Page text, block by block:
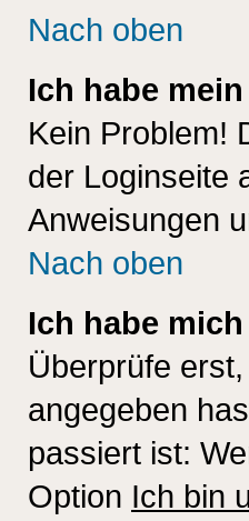
Nach oben
Ich habe
Kein Problem!
der Loginseite
Anweisungen
Nach oben
Ich habe
Überprüfe
angegeben
passiert ist:
Option Ich bin